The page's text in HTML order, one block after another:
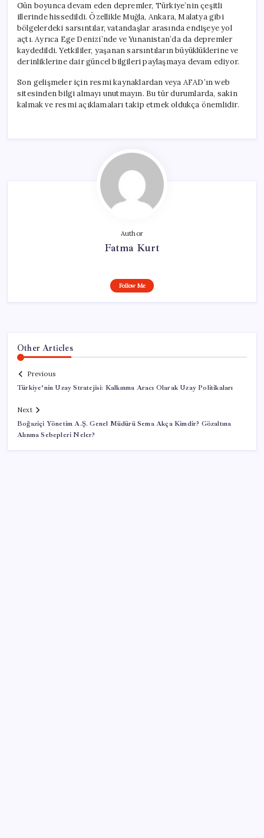
Gün boyunca devam eden depremler, Türkiye’nin çeşitli
illerinde hissedildi. Özellikle Muğla, Ankara, Malatya gibi
bölgelerdeki sarsıntılar, vatandaşlar arasında endişeye yol
açtı. Ayrıca Ege Denizi’nde ve Yunanistan’da da depremler
kaydedildi. Yetkililer, yaşanan sarsıntıların büyüklüklerine ve
derinliklerine dair güncel bilgileri paylaşmaya devam ediyor.
Son gelişmeler için resmi kaynaklardan veya AFAD’ın web
sitesinden bilgi almayı unutmayın. Bu tür durumlarda, sakin
kalmak ve resmi açıklamaları takip etmek oldukça önemlidir.
Author
Fatma Kurt
Follow Me
Other Articles
Previous
Türkiye’nin Uzay Stratejisi: Kalkınma Aracı Olarak Uzay Politikaları
Next
Boğaziçi Yönetim A.Ş. Genel Müdürü Sema Akça Kimdir? Gözaltına
Alınma Sebepleri Neler?